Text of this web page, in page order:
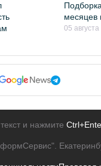
месяцев
05
и нажмите